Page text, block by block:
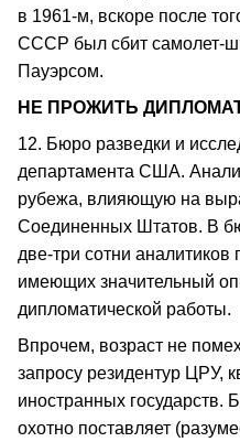
в 1961-м, вскоре после
СССР был сбит самолет-
Пауэрсом.
НЕ ПРОЖИТЬ
12. Бюро разведки и
департамента США.
рубежа, влияющую на
Соединенных Штатов. В
две-три сотни аналитиков
имеющих значительный
дипломатической работы.
Впрочем, возраст не
запросу резидентур ЦРУ,
иностранных государств.
охотно поставляет